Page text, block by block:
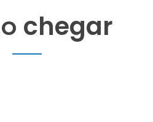
chegar